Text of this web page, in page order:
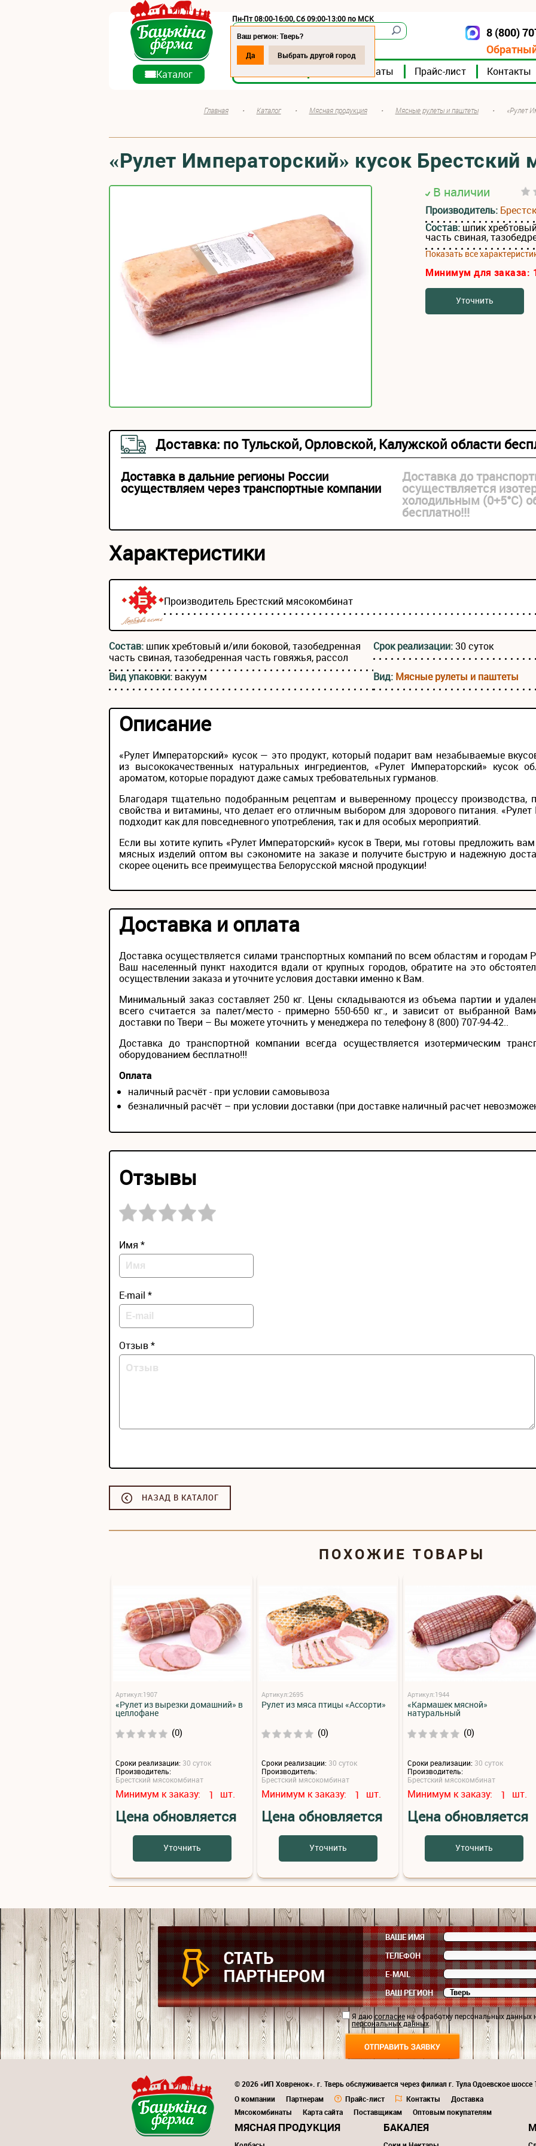
Пн-Пт 08:00-16:00, Сб 09:00-13:00 по МСК
Мясокомбинаты Прайс-лист Контакты
8 (800)
Ваш регион: Тверь?
Да
Выбрать другой город
Каталог
Главная • Каталог • Мясная продукция • Мясные рулеты и паштеты • «Рулет
«Рулет Императорский» кусок Брестский
В наличии
Производитель:
Состав: шпик
часть свиная,
Показать все
Минимум для заказа:
Уточнить
Доставка: по Тульской, Орловской, Калужской области
Доставка в дальние регионы России
осуществляем через транспортные компании
Доставка до
осуществляется
холодильным (0+5°С)
бесплатно!!!
Характеристики
Производитель Брестский мясокомбинат
Состав: шпик хребтовый и/или боковой, тазобедренная
часть свиная, тазобедренная часть говяжья, рассол
Срок реализации:30 суток
Вид упаковки: вакуум Вид: Мясные рулеты и паштеты
Описание
«Рулет Императорский» кусок — это продукт, который подарит вам незабываемые
из высококачественных натуральных ингредиентов, «Рулет Императорский» кусок
ароматом, которые порадуют даже самых требовательных гурманов.
Благодаря тщательно подобранным рецептам и выверенному процессу производства,
свойства и витамины, что делает его отличным выбором для здорового питания. «Рулет
подходит как для повседневного употребления, так и для особых мероприятий.
Если вы хотите купить «Рулет Императорский» кусок в Твери, мы готовы предложить
мясных изделий оптом вы сэкономите на заказе и получите быструю и надежную
скорее оценить все преимущества Белорусской мясной продукции!
Доставка и оплата
Доставка осуществляется силами транспортных компаний по всем областям и городам
Ваш населенный пункт находится вдали от крупных городов, обратите на это
осуществлении заказа и уточните условия доставки именно к Вам.
Минимальный заказ составляет 250 кг. Цены складываются из объема партии и
всего считается за палет/место - примерно 550-650 кг., и зависит от выбранной
доставки по Твери – Вы можете уточнить у менеджера по телефону 8 (800) 707-94-42..
Доставка до транспортной компании всегда осуществляется изотермическим
оборудованием бесплатно!!!
Оплата
наличный расчёт - при условии самовывоза
безналичный расчёт – при условии доставки (при доставке наличный расчет
Отзывы
Имя *
E-mail *
Отзыв *
НАЗАД В КАТАЛОГ
ПОХОЖИЕ ТОВАРЫ
Артикул:1907
«Рулет из вырезки домашний» в
целлофане
(0)
Сроки реализации: 30 суток
Производитель:
Брестский мясокомбинат
Минимум к заказу: 1 шт.
Цена обновляется
Уточнить
Артикул:2695
Рулет из мяса птицы «Ассорти»
(0)
Сроки реализации: 30 суток
Производитель:
Брестский мясокомбинат
Минимум к заказу: 1 шт.
Цена обновляется
Уточнить
Артикул:1944
«Кармашек мясной»
натуральный
(0)
Сроки реализации: 30 суток
Производитель:
Брестский мясокомбинат
Минимум к заказу: 1 шт.
Цена обновляется
Уточнить
ВАШЕ ИМЯ
ТЕЛЕФОН
E-MAIL
ВАШ РЕГИОН
Я даюсогласиена обработку персональных данных
персональных данных
© 2026 «ИП Ховренок». г. Тверь обслуживается через филиал г. Тула Одоевское
О компании
Партнерам Прайс-лист Контакты
Доставка
Мясокомбинаты
Карта сайта Поставщикам Оптовым покупателям
МЯСНАЯ ПРОДУКЦИЯ БАКАЛЕЯ